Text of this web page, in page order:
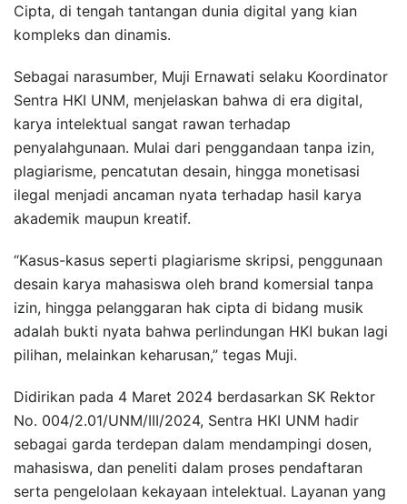
Cipta, di tengah tantangan dunia digital yang kian
kompleks dan dinamis.
Sebagai narasumber, Muji Ernawati selaku Koordinator
Sentra HKI UNM, menjelaskan bahwa di era digital,
karya intelektual sangat rawan terhadap
penyalahgunaan. Mulai dari penggandaan tanpa izin,
plagiarisme, pencatutan desain, hingga monetisasi
ilegal menjadi ancaman nyata terhadap hasil karya
akademik maupun kreatif.
“Kasus-kasus seperti plagiarisme skripsi, penggunaan
desain karya mahasiswa oleh brand komersial tanpa
izin, hingga pelanggaran hak cipta di bidang musik
adalah bukti nyata bahwa perlindungan HKI bukan lagi
pilihan, melainkan keharusan,” tegas Muji.
Didirikan pada 4 Maret 2024 berdasarkan SK Rektor
No. 004/2.01/UNM/III/2024, Sentra HKI UNM hadir
sebagai garda terdepan dalam mendampingi dosen,
mahasiswa, dan peneliti dalam proses pendaftaran
serta pengelolaan kekayaan intelektual. Layanan yang